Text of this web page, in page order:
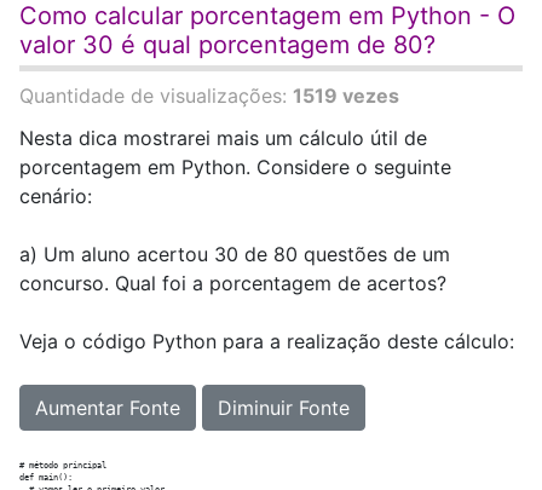
Como calcular porcentagem em Python - O
valor 30 é qual porcentagem de 80?
Quantidade de visualizações: 1519 vezes
Nesta dica mostrarei mais um cálculo útil de
porcentagem em Python. Considere o seguinte
cenário:
a) Um aluno acertou 30 de 80 questões de um
concurso. Qual foi a porcentagem de acertos?
Veja o código Python para a realização deste cálculo:
Aumentar Fonte Diminuir Fonte
# método principal
def main():